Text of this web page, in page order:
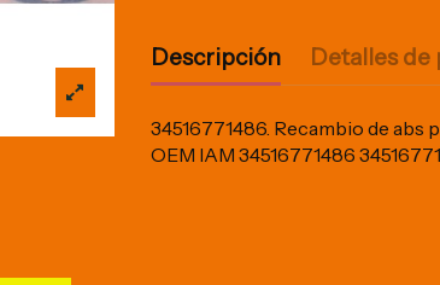
Descripción Detalles
34516771486. Recambio de abs
OEM IAM 34516771486